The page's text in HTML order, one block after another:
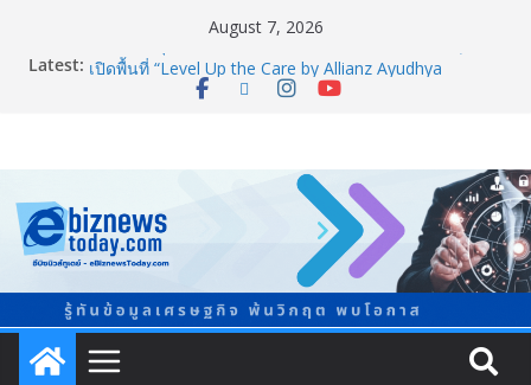
August 7, 2026
Latest: อลิอันซ์ อยุธยา ส่งเสริมคนไทยเตรียมพร้อมรับมือวิกฤต
เปิดพื้นที่ “Level Up the Care by Allianz Ayudhya
TCMA จับมือแคนาดา ดันเทคโนโลยีดักจับคาร์บอนเครื่อง
แรกในไทย ปูทางอุตสาหกรรมปูนซีเมนต์สู่ Net Zero 2050
แพทย์เผย โรคไม่ติดต่อเรื้อรัง NCDs คร่าชีวิตคนไทยก่อน
วัยอันควร ทำสูญเสียทางเศรษฐกิจมหาศาล 1.6 ล้านล้าน
บาทต่อปี
ภาครัฐ-เอกชนจับมือสัมมนาใหญ่ ยกระดับอุตสาหกรรมเซ
รามิกไทยสู่สากล พร้อมชวนผู้ประกอบไทยร่วมงาน
“Ceramics Vietnam & Stone Vietnam 2026”